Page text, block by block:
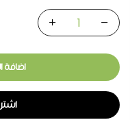
اضافة